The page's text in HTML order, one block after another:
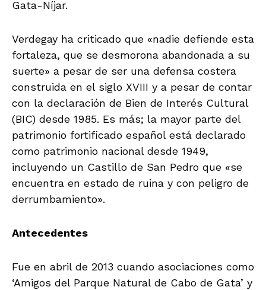
Gata-Níjar.
Verdegay ha criticado que «nadie defiende esta
fortaleza, que se desmorona abandonada a su
suerte» a pesar de ser una defensa costera
construida en el siglo XVIII y a pesar de contar
con la declaración de Bien de Interés Cultural
(BIC) desde 1985. Es más; la mayor parte del
patrimonio fortificado español está declarado
como patrimonio nacional desde 1949,
incluyendo un Castillo de San Pedro que «se
encuentra en estado de ruina y con peligro de
derrumbamiento».
Antecedentes
Fue en abril de 2013 cuando asociaciones como
‘Amigos del Parque Natural de Cabo de Gata’ y